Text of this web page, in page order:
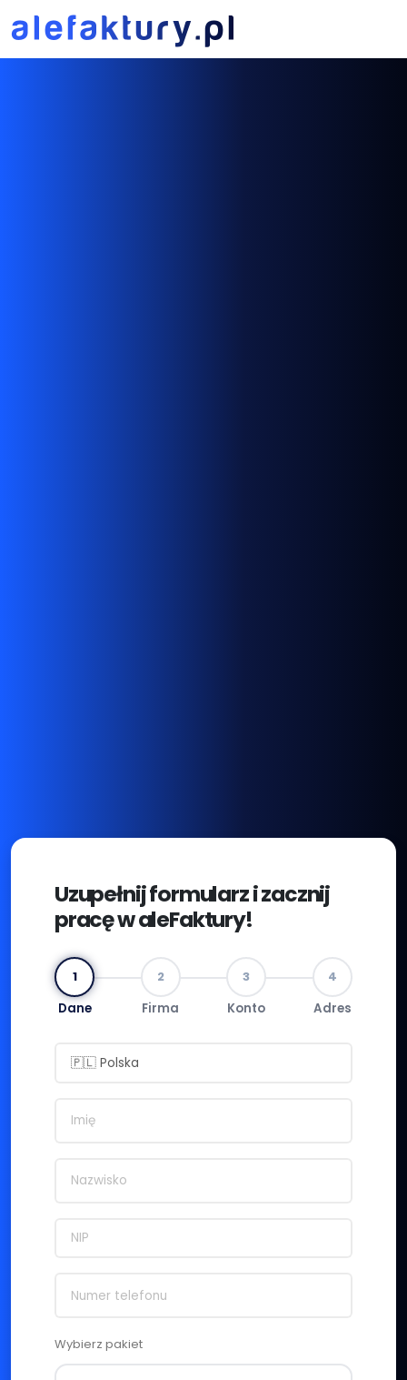
Uzupełnij formularz i zacznij
pracę w aleFaktury!
1
Dane
2
Firma
3
Konto
4
Adres
Wybierz pakiet